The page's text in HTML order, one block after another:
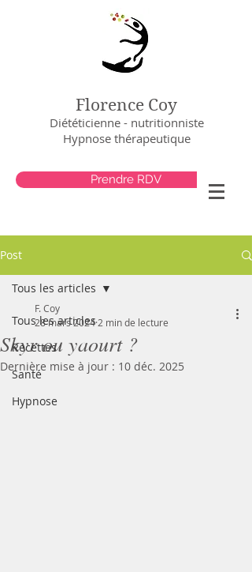
Florence Coy
Diététicienne - nutritionniste
Hypnose thérapeutique
Prendre RDV
Post
Tous les articles
Recettes
Santé
Hypnose
Tous les articles
Skyr ou yaourt ?
F. Coy
28 mars 2024 2 min de lecture
Dernière mise à jour : 10 déc. 2025